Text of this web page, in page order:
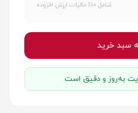
شامل 10٪ مالیات ارزش افزوده
سبد خرید
به‌روز و دقیق است